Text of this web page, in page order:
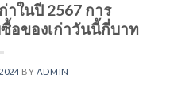
าในปี 2567 การ
อของเก่าวันนี้กี่บาท
BY ADMIN